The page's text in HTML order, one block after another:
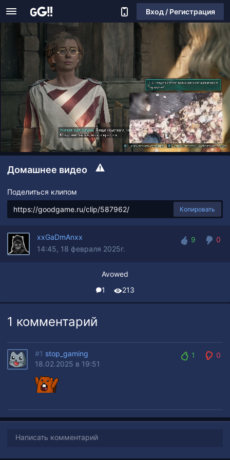
Вход / Регистрация
Домашнее видео
Поделиться клипом
Копировать
xxGaDmAnxx
14:45, 18 февраля 2025г.
9
0
Avowed
1
213
1 комментарий
#1 stop_gaming
18.02.2025 в 19:51
1
0
Написать комментарий